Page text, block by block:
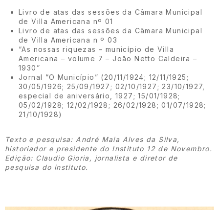
Livro de atas das sessões da Câmara Municipal
de Villa Americana nº 01
Livro de atas das sessões da Câmara Municipal
de Villa Americana n º 03
“As nossas riquezas – município de Villa
Americana – volume 7 – João Netto Caldeira –
1930”
Jornal “O Município” (20/11/1924; 12/11/1925;
30/05/1926; 25/09/1927; 02/10/1927; 23/10/1927,
especial de aniversário, 1927; 15/01/1928;
05/02/1928; 12/02/1928; 26/02/1928; 01/07/1928;
21/10/1928)
Texto e pesquisa: André Maia Alves da Silva,
historiador e presidente do Instituto 12 de Novembro.
Edição: Claudio Gioria, jornalista e diretor de
pesquisa do instituto.